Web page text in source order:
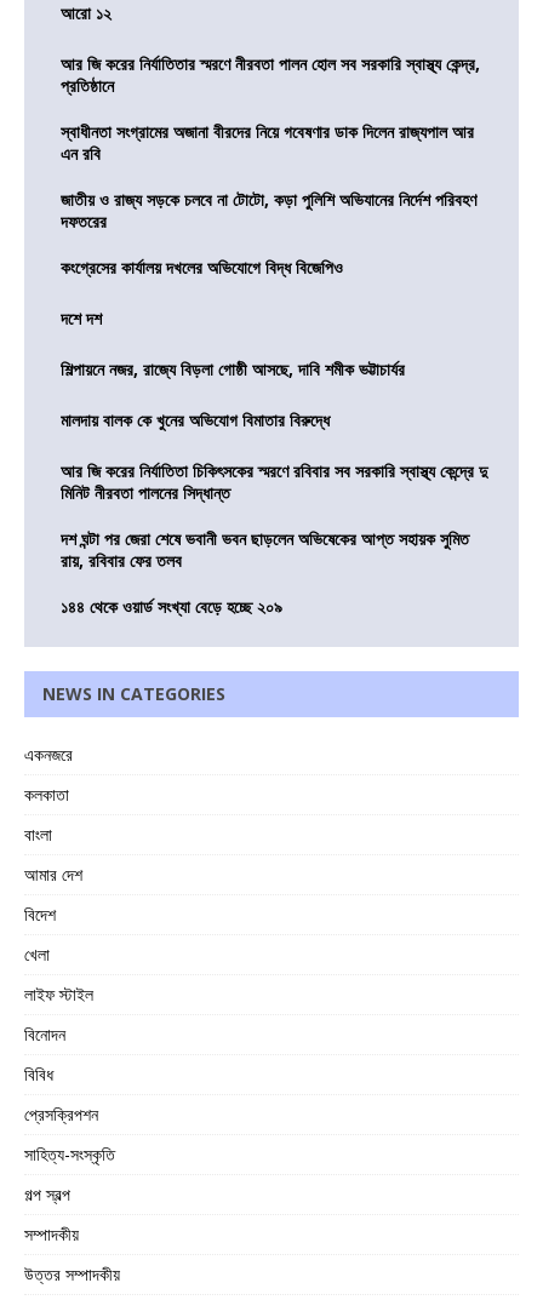
আরো ১২
আর জি করের নির্যাতিতার স্মরণে নীরবতা পালন হোল সব সরকারি স্বাস্থ্য কেন্দ্র,
প্রতিষ্ঠানে
স্বাধীনতা সংগ্রামের অজানা বীরদের নিয়ে গবেষণার ডাক দিলেন রাজ্যপাল আর
এন রবি
জাতীয় ও রাজ্য সড়কে চলবে না টোটো, কড়া পুলিশি অভিযানের নির্দেশ পরিবহণ
দফতরের
কংগ্রেসের কার্যালয় দখলের অভিযোগে বিদ্ধ বিজেপিও
দশে দশ
শিল্পায়নে নজর, রাজ্যে বিড়লা গোষ্ঠী আসছে, দাবি শমীক ভট্টাচার্যর
মালদায় বালক কে খুনের অভিযোগ বিমাতার বিরুদ্ধে
আর জি করের নির্যাতিতা চিকিৎসকের স্মরণে রবিবার সব সরকারি স্বাস্থ্য কেন্দ্রে দু
মিনিট নীরবতা পালনের সিদ্ধান্ত
দশ ঘন্টা পর জেরা শেষে ভবানী ভবন ছাড়লেন অভিষেকের আপ্ত সহায়ক সুমিত
রায়, রবিবার ফের তলব
১৪৪ থেকে ওয়ার্ড সংখ্যা বেড়ে হচ্ছে ২০৯
NEWS IN CATEGORIES
একনজরে
কলকাতা
বাংলা
আমার দেশ
বিদেশ
খেলা
লাইফ স্টাইল
বিনোদন
বিবিধ
প্রেসক্রিপশন
সাহিত্য-সংস্কৃতি
গল্প স্বল্প
সম্পাদকীয়
উত্তর সম্পাদকীয়